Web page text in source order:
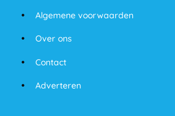
Algemene voorwaarden
Over ons
Contact
Adverteren